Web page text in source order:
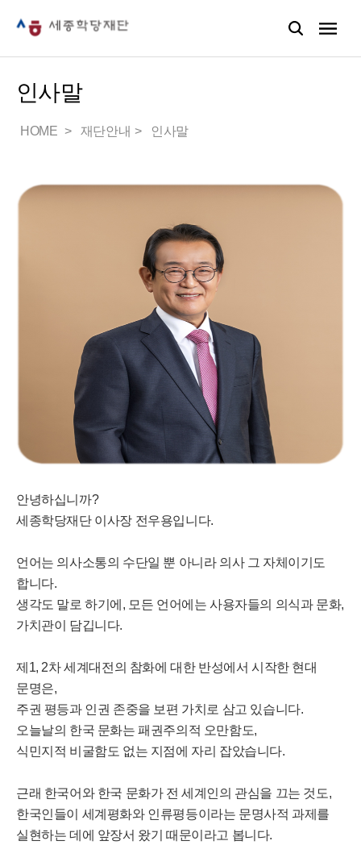
인사말
HOME 재단안내 인사말
안녕하십니까?
세종학당재단 이사장 전우용입니다.
언어는 의사소통의 수단일 뿐 아니라 의사 그 자체이기도
합니다.
생각도 말로 하기에, 모든 언어에는 사용자들의 의식과 문화,
가치관이 담깁니다.
제1, 2차 세계대전의 참화에 대한 반성에서 시작한 현대
문명은,
주권 평등과 인권 존중을 보편 가치로 삼고 있습니다.
오늘날의 한국 문화는 패권주의적 오만함도,
식민지적 비굴함도 없는 지점에 자리 잡았습니다.
근래 한국어와 한국 문화가 전 세계인의 관심을 끄는 것도,
한국인들이 세계평화와 인류평등이라는 문명사적 과제를
실현하는 데에 앞장서 왔기 때문이라고 봅니다.